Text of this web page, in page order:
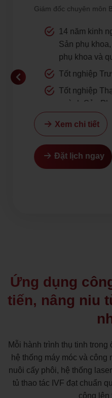
Giám đốc chuyên môn
14 năm kinh
Sản phụ
phụ khoa và
Tốt nghiệp
Tốt nghiệp
ngành Sản
Xem chi tiết
Đặt lịch ngay
Ứng dụng
tiến, nâng niu
Mỗi hành trình thụ tinh
hệ thống máy móc và công
nuôi cấy phôi, hệ thống
tủ thao tác IVF đạt chuẩn
công lên